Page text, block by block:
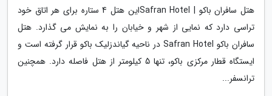
هتل سافران باکو | Safran Hotelاین هتل 4 ستاره برای هر اتاق خود
تراسی دارد که نمایی از شهر و خیابان را به نمایش می گذارد. هتل
سافران باکو Safran Hotel در ناحیه گیاندزلیک باکو قرار گرفته است و
ایستگاه قطار مرکزی باکو، تنها 5 کیلومتر از هتل فاصله دارد. همچنین
ترانسفر...